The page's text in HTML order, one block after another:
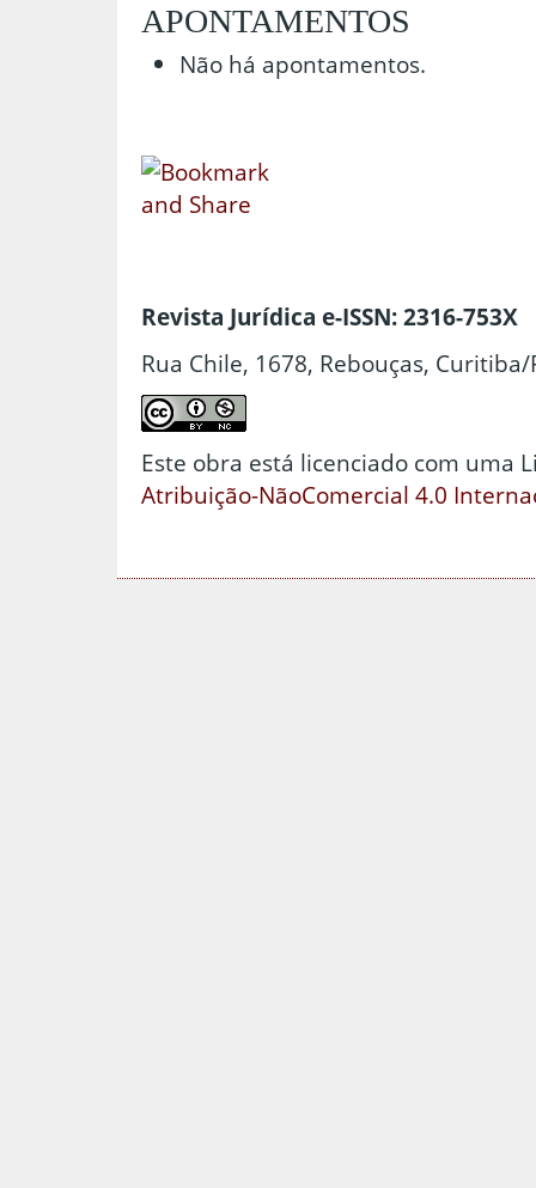
APONTAMENTOS
Não há apontamentos.
Revista Jurídica e-ISSN: 2316-753X
Rua Chile, 1678, Rebouças, Curitiba/
Este obra está licenciado com uma
Atribuição-NãoComercial 4.0